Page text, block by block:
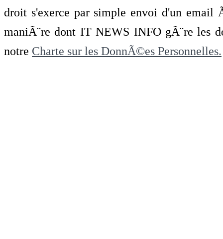
droit s'exerce par simple envoi d'un
maniÃ¨re dont IT NEWS INFO gÃ¨re les
notre Charte sur les DonnÃ©es Personnelles.